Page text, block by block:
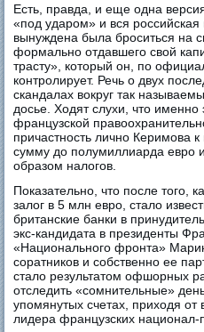
Есть, правда, и еще одна
«под ударом» и вся
вынуждена была броситься на
формально отдавшего свой
трасту», который он, по
контролирует. Речь о двух
скандалах вокруг так
досье. Ходят слухи, что именно
французской
причастность лично Керимова
сумму до полумиллиарда евро
образом налогов.
Показательно, что после того,
залог в 5 млн евро, стало
британские банки в
экс-кандидата в президенты
«Национального фронта»
соратников и собственно ее
стало результатом офшорных
отследить «сомнительные»
упомянутых счетах, приходя от
лидера французских национал-